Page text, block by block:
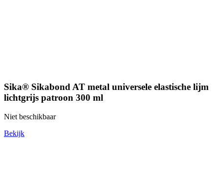
Sika® Sikabond AT metal universele elastische lijm
lichtgrijs patroon 300 ml
Niet beschikbaar
Bekijk